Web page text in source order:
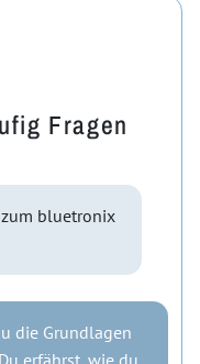
Fragen
bluetronix
die Grundlagen
erfährst, wie du